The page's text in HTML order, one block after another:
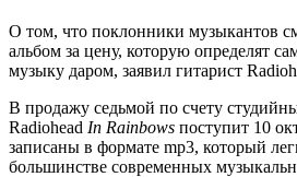
О том, что поклонники музыкантов
альбом за цену, которую определят
музыку даром, заявил гитарист
В продажу седьмой по счету
Radiohead In Rainbows поступит 10
записаны в формате mp3, который
большинстве современных